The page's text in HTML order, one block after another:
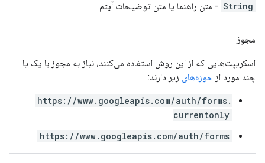
String - متن راهنما یا متن توضیحات آیتم
مجوز
اسکریپت‌هایی که از این روش استفاده می‌کنند، نیاز به مجوز با یک یا
چند مورد از حوزه‌های زیر دارند:
https://www.googleapis.com/auth/forms.
currentonly
https://www.googleapis.com/auth/forms